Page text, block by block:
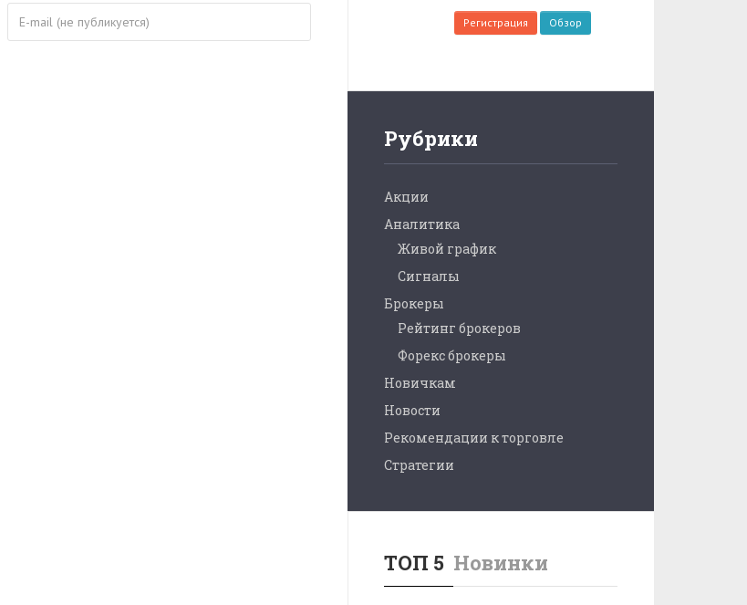
Регистрация Обзор
Рубрики
Акции
Аналитика
Живой график
Сигналы
Брокеры
Рейтинг брокеров
Форекс брокеры
Новичкам
Новости
Рекомендации к торговле
Стратегии
ТОП 5 Новинки